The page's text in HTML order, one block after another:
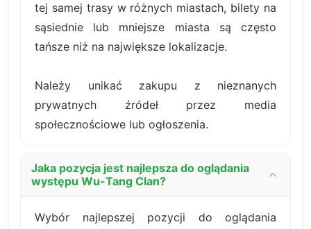
tej samej trasy w różnych miastach, bilety na
sąsiednie lub mniejsze miasta są często
tańsze niż na największe lokalizacje.
Należy unikać zakupu z nieznanych
prywatnych źródeł przez media
społecznościowe lub ogłoszenia.
Jaka pozycja jest najlepsza do oglądania
występu Wu-Tang Clan?
Wybór najlepszej pozycji do oglądania